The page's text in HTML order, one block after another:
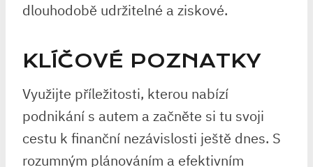
dlouhodobě udržitelné a ziskové.
KLÍČOVÉ POZNATKY
Využijte příležitosti, kterou nabízí
podnikání s autem a začněte si tu svoji
cestu k finanční nezávislosti ještě dnes. S
rozumným plánováním a efektivním